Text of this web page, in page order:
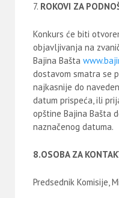
ROKOVI ZA
Konkurs će biti
objavljivanja na
Bajina Bašta
dostavom smatra se
najkasnije do
datum prispeća, ili
opštine Bajina Bašta
naznačenog datuma.
8.OSOBA ZA
Predsednik Komisije,